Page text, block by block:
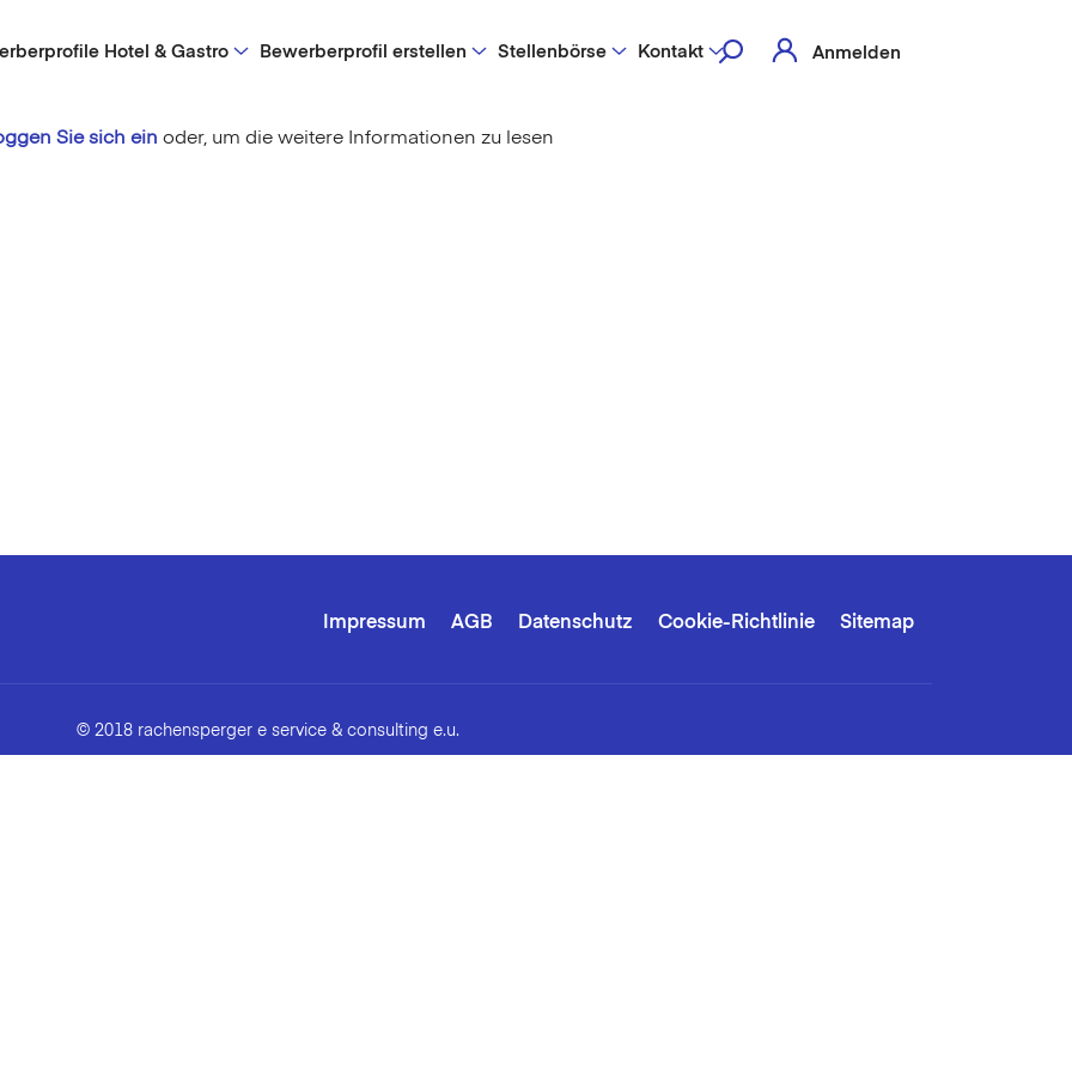
Hotel & Gastro Bewerberprofil erstellen Stellenbörse Kontakt Anmelden
Sie sich ein oder, um die weitere Informationen zu lesen
Impressum AGB Datenschutz Cookie-Richtlinie Sitemap
© 2018 rachensperger e service & consulting e.u.